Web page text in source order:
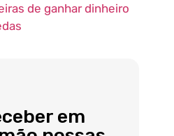
de ganhar dinheiro
em